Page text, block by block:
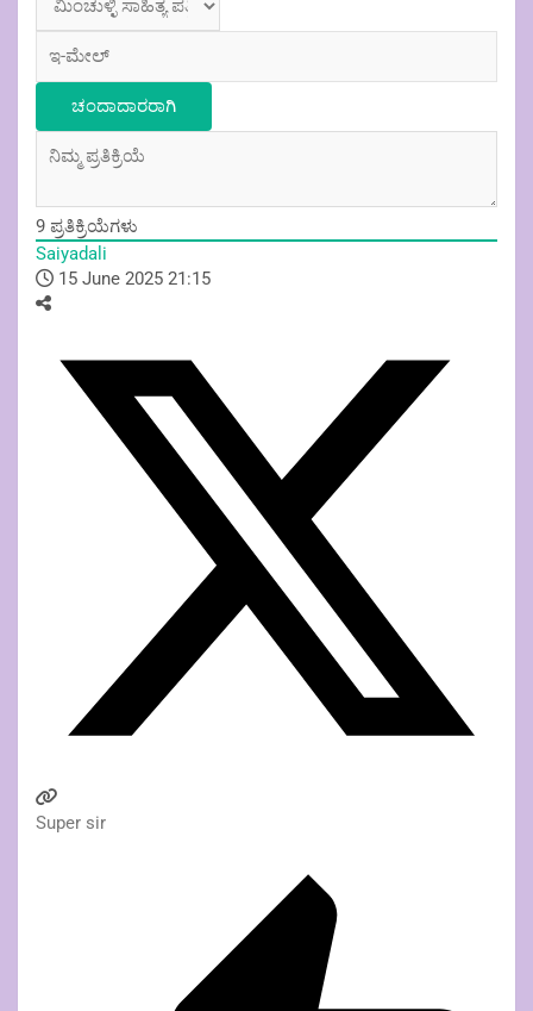
9 ಪ್ರತಿಕ್ರಿಯೆಗಳು
Saiyadali
15 June 2025 21:15
Super sir